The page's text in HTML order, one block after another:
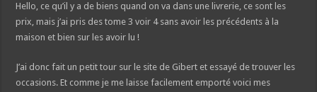
Hello, ce qu’il y a de biens quand on va dans une livrerie, ce sont les
prix, mais j’ai pris des tome 3 voir 4 sans avoir les précédents à la
maison et bien sur les avoir lu !
J’ai donc fait un petit tour sur le site de Gibert et essayé de trouver les
occasions. Et comme je me laisse facilement emporté voici mes